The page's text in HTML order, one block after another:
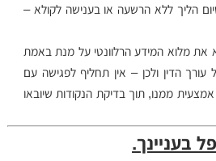
הליך ללא הרשעה או בענישה לקולא –
את מלוא המידע הרלוונטי על מנת באמת
הדין ולכן – אין תחליף לפגישה עם
ממנו, תוך בדיקת הנקודות שיובאו
בעניינך.